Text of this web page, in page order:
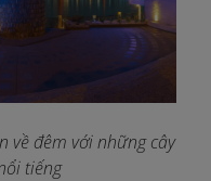
về đêm với những cây
tiếng